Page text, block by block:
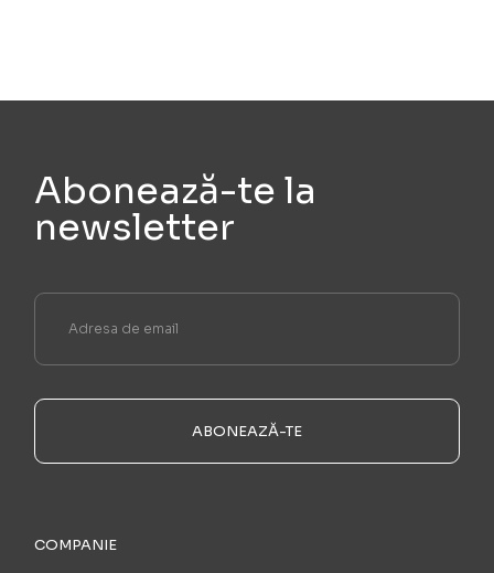
Abonează-te la
newsletter
ABONEAZĂ-TE
COMPANIE